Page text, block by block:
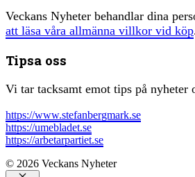
Veckans Nyheter behandlar dina
att läsa våra allmänna villkor vid köp
Tipsa oss
Vi tar tacksamt emot tips på nyheter
https://www.stefanbergmark.se
https://umebladet.se
https://arbetarpartiet.se
© 2026 Veckans Nyheter